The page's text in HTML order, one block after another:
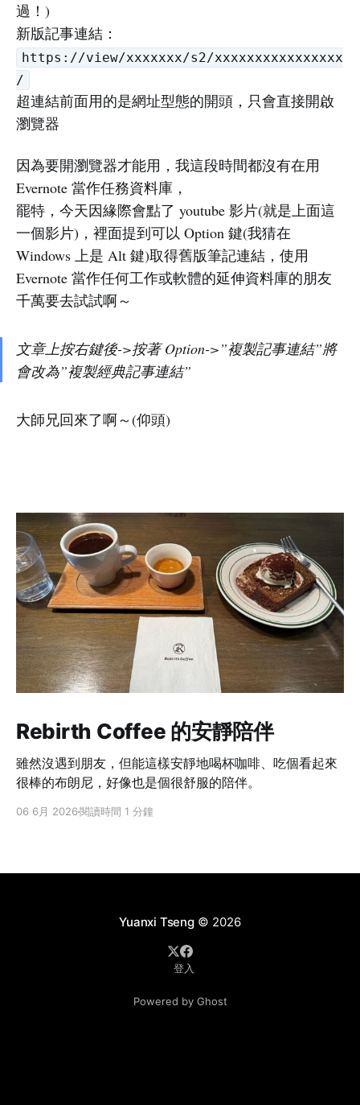
過！)
新版記事連結：
https://view/xxxxxxx/s2/xxxxxxxxxxxxxxxx
/
超連結前面用的是網址型態的開頭，只會直接開啟
瀏覽器
因為要開瀏覽器才能用，我這段時間都沒有在用
Evernote 當作任務資料庫，
罷特，今天因緣際會點了 youtube 影片(就是上面這
一個影片)，裡面提到可以 Option 鍵(我猜在
Windows 上是 Alt 鍵)取得舊版筆記連結，使用
Evernote 當作任何工作或軟體的延伸資料庫的朋友
千萬要去試試啊～
文章上按右鍵後->按著 Option->”複製記事連結”將
會改為”複製經典記事連結”
大師兄回來了啊～(仰頭)
Rebirth Coffee 的安靜陪伴
雖然沒遇到朋友，但能這樣安靜地喝杯咖啡、吃個看起來
很棒的布朗尼，好像也是個很舒服的陪伴。
06 6月 2026閱讀時間 1 分鐘
Yuanxi Tseng© 2026
登入
Powered by Ghost